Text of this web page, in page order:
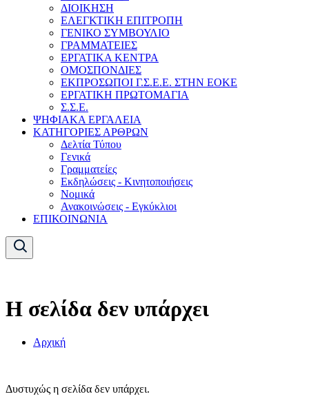
ΔΙΟΙΚΗΣΗ
ΕΛΕΓΚΤΙΚΗ ΕΠΙΤΡΟΠΗ
ΓΕΝΙΚΟ ΣΥΜΒΟΥΛΙΟ
ΓΡΑΜΜΑΤΕΙΕΣ
ΕΡΓΑΤΙΚΑ ΚΕΝΤΡΑ
ΟΜΟΣΠΟΝΔΙΕΣ
ΕΚΠΡΟΣΩΠΟΙ Γ.Σ.Ε.Ε. ΣΤΗΝ ΕΟΚΕ
ΕΡΓΑΤΙΚΗ ΠΡΩΤΟΜΑΓΙΑ
Σ.Σ.Ε.
ΨΗΦΙΑΚΑ ΕΡΓΑΛΕΙΑ
ΚΑΤΗΓΟΡΙΕΣ ΑΡΘΡΩΝ
Δελτία Τύπου
Γενικά
Γραμματείες
Εκδηλώσεις - Κινητοποιήσεις
Νομικά
Ανακοινώσεις - Εγκύκλιοι
ΕΠΙΚΟΙΝΩΝΙΑ
Η σελίδα δεν υπάρχει
Αρχική
Δυστυχώς η σελίδα δεν υπάρχει.